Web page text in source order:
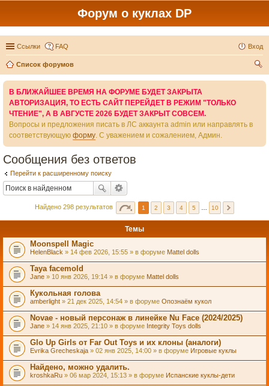
Форум о куклах DP
Ссылки FAQ Вход
Список форумов
В БЛИЖАЙШЕЕ ВРЕМЯ НА ФОРУМЕ БУДЕТ ЗАКРЫТА
АВТОРИЗАЦИЯ, ТО ЕСТЬ САЙТ ПЕРЕЙДЕТ В РЕЖИМ "ТОЛЬКО
ЧТЕНИЕ", А В АВГУСТЕ 2026 БУДЕТ ЗАКРЫТ СОВСЕМ.
Вопросы и предложения писать в ЛС аккаунта admin или направлять в
соответствующую форму. С уважением и сожалением, Админ.
Сообщения без ответов
Перейти к расширенному поиску
Найдено 298 результатов 1 2 3 4 5 10
Темы
Moonspell Magic
HelenBlack » 14 фев 2026, 15:55 » в форуме Mattel dolls
Taya facemold
Jane » 10 янв 2026, 19:14 » в форуме Mattel dolls
Кукольная голова
amberlight » 21 дек 2025, 14:54 » в форуме Опознаём кукол
Novae - новый персонаж в линейке Nu Face (2024/2025)
Jane » 14 янв 2025, 21:10 » в форуме Integrity Toys dolls
Glo Up Girls от Far Out Toys и их клоны (аналоги)
Evrika Grecheskaja » 02 янв 2025, 14:00 » в форуме Игровые куклы
Найдено, можно удалить.
kroshkaRu » 06 мар 2024, 15:13 » в форуме Испанские куклы-дети